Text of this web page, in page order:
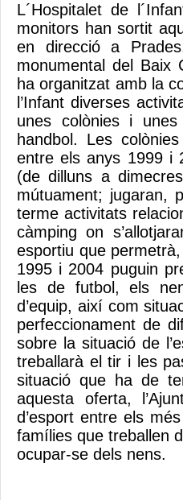
L´Hospitalet de
monitors han sortit
en direcció a
monumental del Baix
ha organitzat amb la
l’Infant diverses
unes colònies i
handbol. Les
entre els anys 1999 i
(de dilluns a
mútuament; jugaran,
terme activitats
càmping on
esportiu que
1995 i 2004 puguin
les de futbol, els
d’equip, així com
perfeccionament de
sobre la situació de
treballarà el tir i les
situació que ha de
aquesta oferta,
d’esport entre els
famílies que treballen
ocupar-se dels nens.